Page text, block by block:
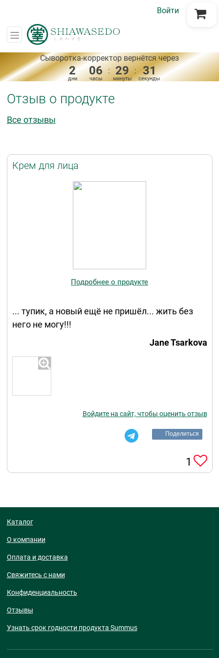
Войти
Перейти в корзину
Сыворотка-корректор вернётся через
2
дни
06
часы
: 29
минуты
: 31
секунды
Отзыв о продукте
Все отзывы
Крем для лица
Подробнее о продукте
... тупик, а новый ещё не пришёл... жить без
него не могу!!!
Jane Tsarkova
Войдите на сайт, чтобы оценить отзыв
Поделиться
1
Каталог
О компании
Оплата и доставка
Свяжитесь с нами
Конфиденциальность
Отзывы
Узнать срок годности продукта Summus